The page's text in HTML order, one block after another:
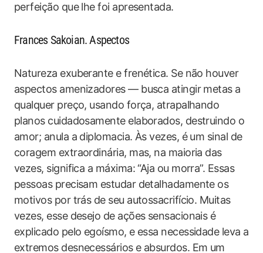
perfeição que lhe foi apresentada.
Frances Sakoian. Aspectos
Natureza exuberante e frenética. Se não houver
aspectos amenizadores — busca atingir metas a
qualquer preço, usando força, atrapalhando
planos cuidadosamente elaborados, destruindo o
amor; anula a diplomacia. Às vezes, é um sinal de
coragem extraordinária, mas, na maioria das
vezes, significa a máxima: “Aja ou morra”. Essas
pessoas precisam estudar detalhadamente os
motivos por trás de seu autossacrifício. Muitas
vezes, esse desejo de ações sensacionais é
explicado pelo egoísmo, e essa necessidade leva a
extremos desnecessários e absurdos. Em um